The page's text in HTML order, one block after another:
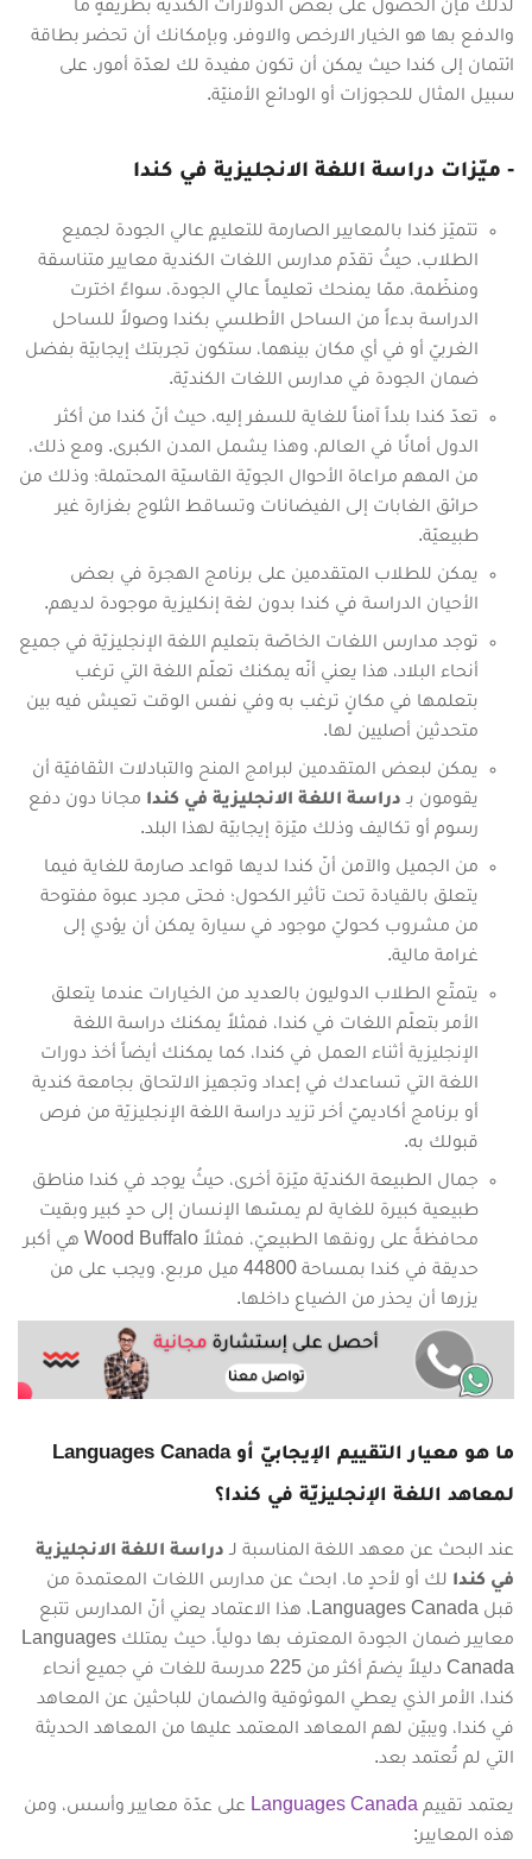
لذلك فإنّ الحصول على بعض الدولارات الكندية بطريقةٍ ما
والدفع بها هو الخيار الارخص والاوفر، وبإمكانك أن تحضر بطاقة
ائتمان إلى كندا حيث يمكن أن تكون مفيدة لك لعدّة أمور، على
سبيل المثال للحجوزات أو الودائع الأمنيّة.
- ميّزات دراسة اللغة الانجليزية في كندا
تتميّز كندا بالمعايير الصارمة للتعليمٍ عالي الجودة لجميع
الطلاب، حيثُ تقدّم مدارس اللغات الكندية معايير متناسقة
ومنظّمة، ممّا يمنحك تعليماً عالي الجودة، سواءً اخترت
الدراسة بدءاً من الساحل الأطلسي بكندا وصولاً للساحل
الغربيّ أو في أي مكان بينهما، ستكون تجربتك إيجابيّة بفضل
ضمان الجودة في مدارس اللغات الكنديّة.
تعدّ كندا بلداً آمناً للغاية للسفر إليه، حيث أنّ كندا من أكثر
الدول أمانًا في العالم، وهذا يشمل المدن الكبرى. ومع ذلك،
من المهم مراعاة الأحوال الجويّة القاسيّة المحتملة؛ وذلك من
حرائق الغابات إلى الفيضانات وتساقط الثلوج بغزارة غير
طبيعيّة.
يمكن للطلاب المتقدمين على برنامج الهجرة في بعض
الأحيان الدراسة في كندا بدون لغة إنكليزية موجودة لديهم.
توجد مدارس اللغات الخاصّة بتعليم اللغة الإنجليزيّة في جميع
أنحاء البلاد، هذا يعني أنّه يمكنك تعلّم اللغة التي ترغب
بتعلمها في مكانٍ ترغب به وفي نفس الوقت تعيش فيه بين
متحدثين أصليين لها.
يمكن لبعض المتقدمين لبرامج المنح والتبادلات الثقافيّة أن
يقومون بـ دراسة اللغة الانجليزية في كندا مجانا دون دفع
رسوم أو تكاليف وذلك ميّزة إيجابيّة لهذا البلد.
من الجميل والآمن أنّ كندا لديها قواعد صارمة للغاية فيما
يتعلق بالقيادة تحت تأثير الكحول؛ فحتى مجرد عبوة مفتوحة
من مشروب كحوليّ موجود في سيارة يمكن أن يؤدي إلى
غرامة مالية.
يتمتّع الطلاب الدوليون بالعديد من الخيارات عندما يتعلق
الأمر بتعلّم اللغات في كندا، فمثلاً يمكنك دراسة اللغة
الإنجليزية أثناء العمل في كندا، كما يمكنك أيضاً أخذ دورات
اللغة التي تساعدك في إعداد وتجهيز الالتحاق بجامعة كندية
أو برنامج أكاديميّ أخر تزيد دراسة اللغة الإنجليزيّة من فرص
قبولك به.
جمال الطبيعة الكنديّة ميّزة أخرى، حيثُ يوجد في كندا مناطق
طبيعية كبيرة للغاية لم يمسّها الإنسان إلى حدٍ كبير وبقيت
محافظةً على رونقها الطبيعيّ، فمثلاً Wood Buffalo هي أكبر
حديقة في كندا بمساحة 44800 ميل مربع، ويجب على من
يزرها أن يحذر من الضياع داخلها.
ما هو معيار التقييم الإيجابيّ أوLanguages Canada
لمعاهد اللغة الإنجليزيّة في كندا؟
عند البحث عن معهد اللغة المناسبة لـ دراسة اللغة الانجليزية
في كندا لك أو لأحدٍ ما، ابحث عن مدارس اللغات المعتمدة من
قبل Languages Canada، هذا الاعتماد يعني أنّ المدارس تتبع
معايير ضمان الجودة المعترف بها دولياً، حيث يمتلك Languages
Canada دليلاً يضمّ أكثر من 225 مدرسة للغات في جميع أنحاء
كندا، الأمر الذي يعطي الموثوقية والضمان للباحثين عن المعاهد
في كندا، ويبيّن لهم المعاهد المعتمد عليها من المعاهد الحديثة
التي لم تُعتمد بعد.
يعتمد تقييم Languages Canada على عدّة معايير وأسس، ومن
هذه المعايير: